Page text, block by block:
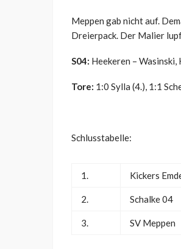
Meppen gab nicht auf.
Dreierpack. Der Malier
S04: Heekeren – Wasinski,
Tore: 1:0 Sylla (4.), 1:1
Schlusstabelle:
1. Kickers
2. Schalke 04
3. SV Meppen